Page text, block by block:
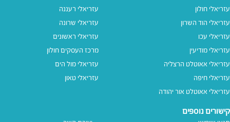
עזריאלי חולון
עזריאלי הוד השרון
עזריאלי עכו
עזריאלי מודיעין
עזריאלי אאוטלט הרצליה
עזריאלי חיפה
עזריאלי אאוטלט אור יהודה
עזריאלי רעננה
עזריאלי שרונה
עזריאלי ראשונים
מרכז העסקים חולון
עזריאלי מול הים
עזריאלי טאון
קישורים נוספים